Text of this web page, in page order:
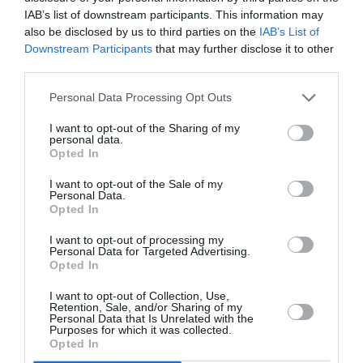
IAB’s list of downstream participants. This information may
also be disclosed by us to third parties on the IAB’s List of
Downstream Participants that may further disclose it to other
Personal Data Processing Opt Outs
I want to opt-out of the Sharing of my
personal data.
Opted In
I want to opt-out of the Sale of my
Personal Data.
Opted In
I want to opt-out of processing my
Personal Data for Targeted Advertising.
Opted In
I want to opt-out of Collection, Use,
Retention, Sale, and/or Sharing of my
Personal Data that Is Unrelated with the
Purposes for which it was collected.
Opted In
fino a due anni? Sei così costretto a pagare
centinaia di euro più volte l’anno per il rinnovo?
• Volevi rinnovare la carta di soggiorno e ti
hanno consegnato un permesso della durata di
• Quando vai in Questura devi subire le
prepotenze e l’arroganza degli agenti?
istituzionale
di queste malepratiche, è il momento di farti
sentire!
Scendi in piazza contro il ricatto del permesso di